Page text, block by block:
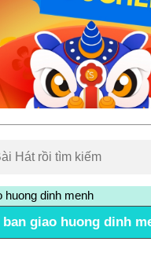
huong dinh menh
ban giao huong dinh